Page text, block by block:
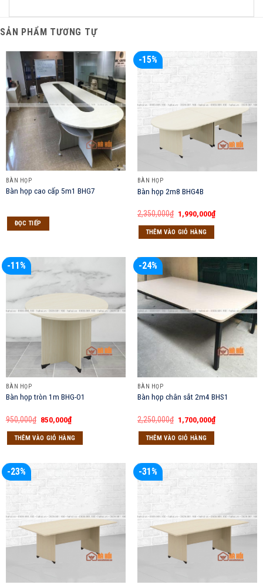
SẢN PHẨM TƯƠNG TỰ
BÀN HỌP
Bàn họp cao cấp 5m1 BHG7
ĐỌC TIẾP
-15%
BÀN HỌP
Bàn họp 2m8 BHG4B
2,350,000₫ Giá
gốc
là:
2,350,000₫.
1,990,000₫Giá
hiện
THÊM VÀO GIỎ HÀNG
-11%
BÀN HỌP
Bàn họp tròn 1m BHG-O1
950,000₫ Giá
là:
950,000₫.
850,000₫Giá
hiện
tại
là:
THÊM VÀO GIỎ HÀNG
-24%
BÀN HỌP
Bàn họp chân sắt 2m4 BHS1
2,250,000₫ Giá
gốc
là:
2,250,000₫.
1,700,000₫Giá
hiện
THÊM VÀO GIỎ HÀNG
-23% -31%